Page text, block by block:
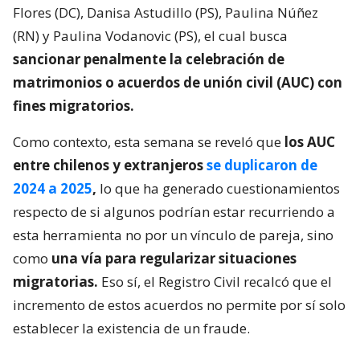
Flores (DC), Danisa Astudillo (PS), Paulina Núñez
(RN) y Paulina Vodanovic (PS), el cual busca
sancionar penalmente la celebración de
matrimonios o acuerdos de unión civil (AUC) con
fines migratorios.
Como contexto, esta semana se reveló que los AUC
entre chilenos y extranjerosse duplicaron de
2024 a 2025, lo que ha generado cuestionamientos
respecto de si algunos podrían estar recurriendo a
esta herramienta no por un vínculo de pareja, sino
como una vía para regularizar situaciones
migratorias. Eso sí, el Registro Civil recalcó que el
incremento de estos acuerdos no permite por sí solo
establecer la existencia de un fraude.